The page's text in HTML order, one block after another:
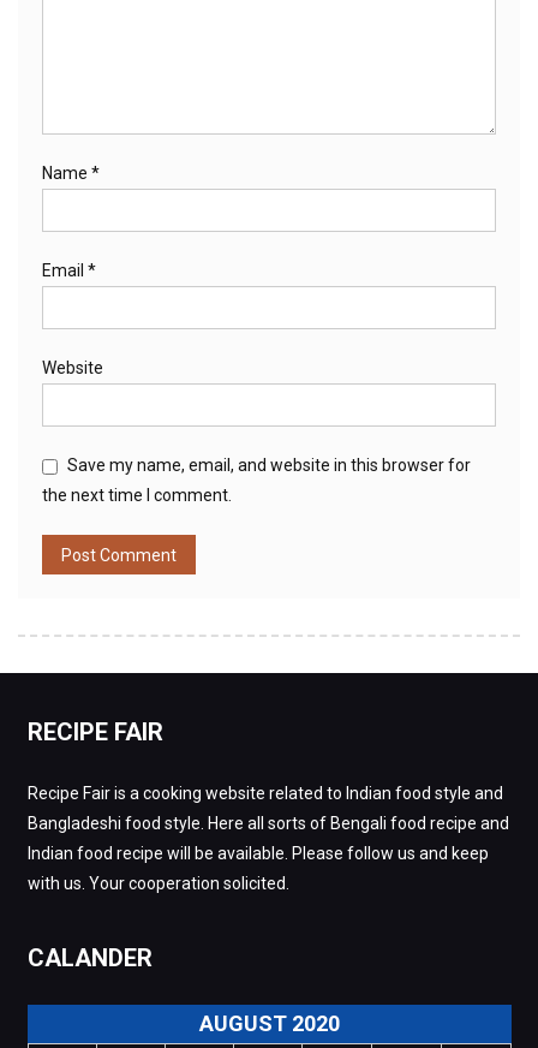
Name *
Email *
Website
Save my name, email, and website in this browser for
the next time I comment.
RECIPE FAIR
Recipe Fair is a cooking website related to Indian food style and
Bangladeshi food style. Here all sorts of Bengali food recipe and
Indian food recipe will be available. Please follow us and keep
with us. Your cooperation solicited.
CALANDER
AUGUST 2020